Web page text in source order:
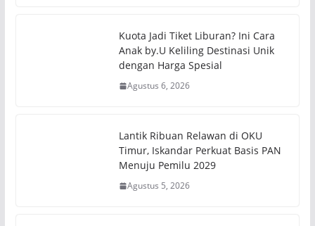
Kuota Jadi Tiket Liburan? Ini Cara
Anak by.U Keliling Destinasi Unik
dengan Harga Spesial
Agustus 6, 2026
Lantik Ribuan Relawan di OKU
Timur, Iskandar Perkuat Basis PAN
Menuju Pemilu 2029
Agustus 5, 2026